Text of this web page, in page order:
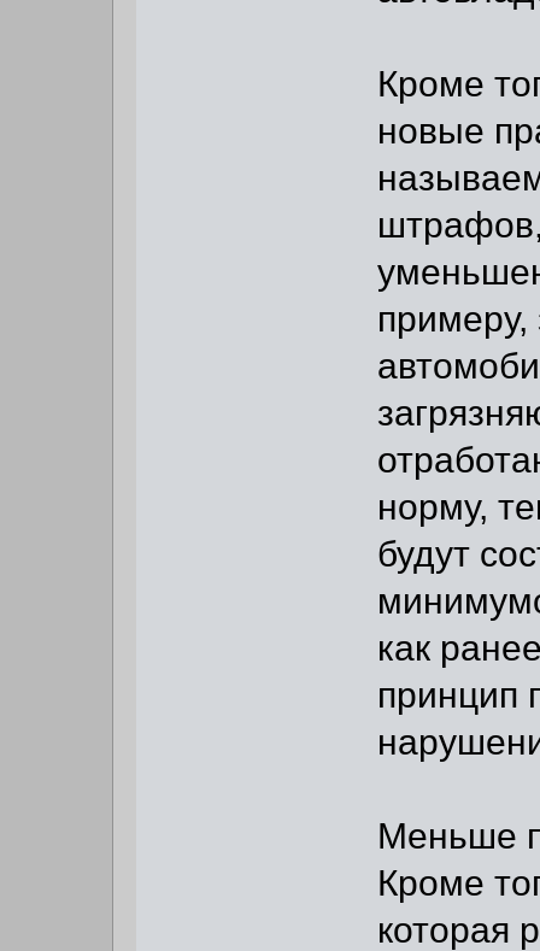
Кроме
новые
примеру,
норму,
будут
как
принцип
Меньше
Кроме
которая